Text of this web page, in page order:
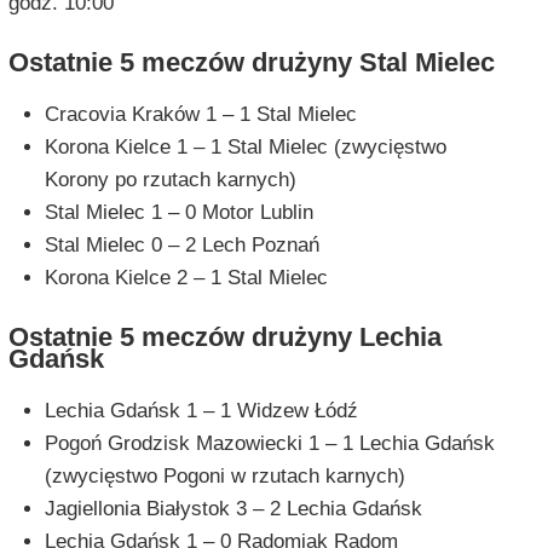
Ostatnie 5 meczów drużyny Stal Mielec
Cracovia Kraków 1 – 1 Stal Mielec
Korona Kielce 1 – 1 Stal Mielec (zwycięstwo
Korony po rzutach karnych)
Stal Mielec 1 – 0 Motor Lublin
Stal Mielec 0 – 2 Lech Poznań
Korona Kielce 2 – 1 Stal Mielec
Ostatnie 5 meczów drużyny Lechia
Gdańsk
Lechia Gdańsk 1 – 1 Widzew Łódź
Pogoń Grodzisk Mazowiecki 1 – 1 Lechia Gdańsk
(zwycięstwo Pogoni w rzutach karnych)
Jagiellonia Białystok 3 – 2 Lechia Gdańsk
Lechia Gdańsk 1 – 0 Radomiak Radom